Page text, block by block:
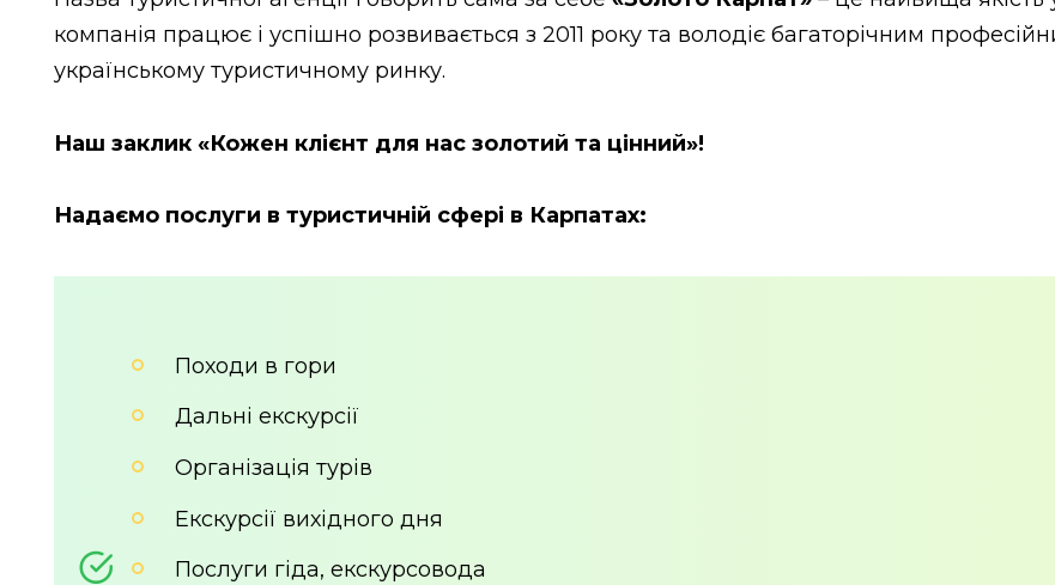
компанія працює і успішно розвивається з 2011 року та володіє багаторічним
українському туристичному ринку.
Наш заклик «Кожен клієнт для нас золотий та цінний»!
Надаємо послуги в туристичній сфері в Карпатах:
Походи в гори
Дальні екскурсії
Організація турів
Екскурсії вихідного дня
Послуги гіда, екскурсовода